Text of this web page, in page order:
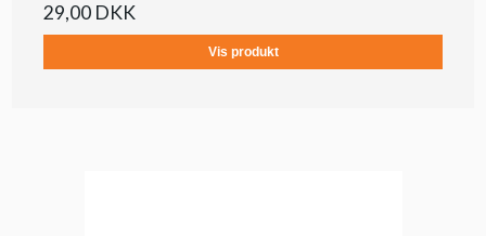
29,00 DKK
Vis produkt